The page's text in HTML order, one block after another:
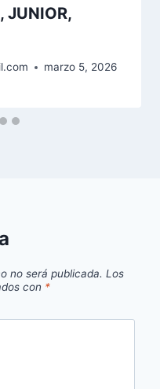
JUNIOR,
marzo 5, 2026
no será publicada. Los
con *